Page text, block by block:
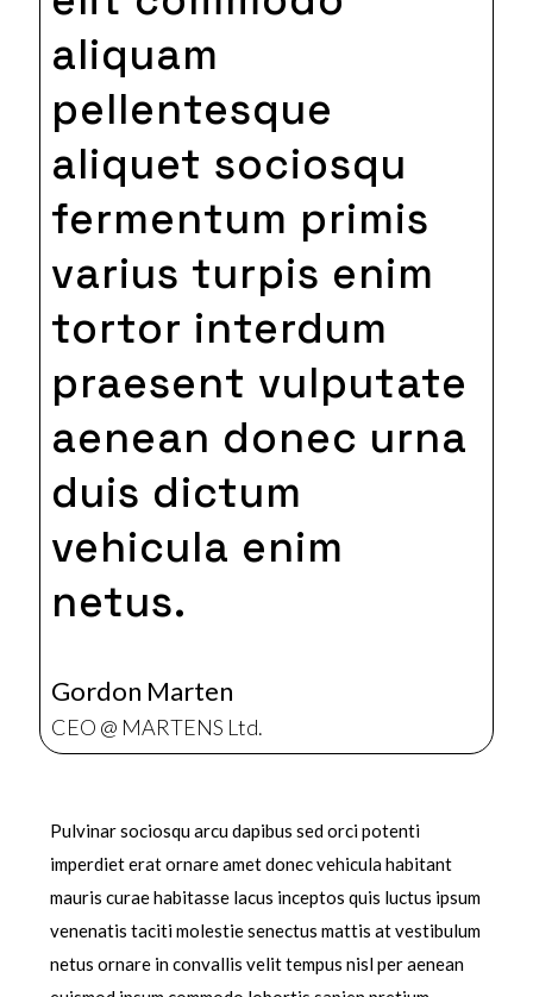
aliquam
pellentesque
aliquet sociosqu
fermentum primis
varius turpis enim
tortor interdum
praesent vulputate
aenean donec urna
duis dictum
vehicula enim
netus.
Gordon Marten
CEO @ MARTENS Ltd.
Pulvinar sociosqu arcu dapibus sed orci potenti
imperdiet erat ornare amet donec vehicula habitant
mauris curae habitasse lacus inceptos quis luctus ipsum
venenatis taciti molestie senectus mattis at vestibulum
netus ornare in convallis velit tempus nisl per aenean